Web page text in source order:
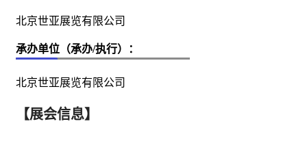
北京世亚展览有限公司
承办单位（承办/执行）：
北京世亚展览有限公司
【展会信息】